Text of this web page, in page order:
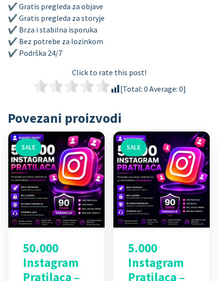
✔ Gratis pregleda za objave
✔ Gratis pregleda za storyje
✔ Brza i stabilna isporuka
✔ Bez potrebe za lozinkom
✔ Podrška 24/7
Click to rate this post!
[Total: 0 Average: 0]
Povezani proizvodi
SALE
50.000
Instagram
Pratilaca –
SALE
5.000
Instagram
Pratilaca –